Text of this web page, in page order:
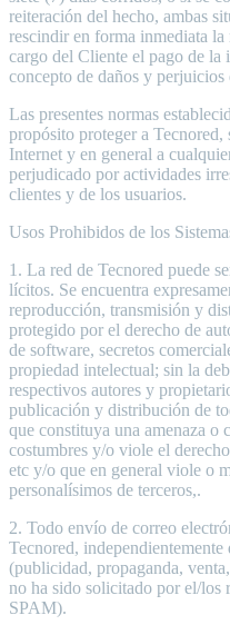
reiteración del hecho, ambas
rescindir en forma inmediata
cargo del Cliente el pago de la
concepto de daños y perjuicios
Las presentes normas
propósito proteger a
Internet y en general a
perjudicado por actividades
clientes y de los usuarios.
Usos Prohibidos de los
1. La red de Tecnored puede
lícitos. Se encuentra
reproducción, transmisión y
protegido por el derecho de
de software, secretos
propiedad intelectual; sin la
respectivos autores y
publicación y distribución de
que constituya una amenaza o
costumbres y/o viole el
etc y/o que en general viole o
personalísimos de terceros,.
2. Todo envío de correo
Tecnored,
(publicidad, propaganda,
no ha sido solicitado por el/los
SPAM).